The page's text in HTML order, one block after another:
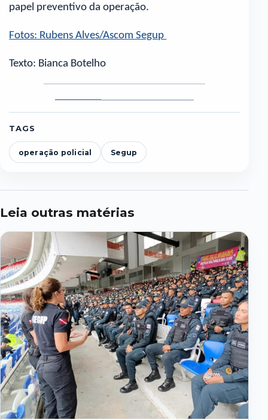
papel preventivo da operação.
Fotos: Rubens Alves/Ascom Segup
Texto: Bianca Botelho
1
2
3
TAGS
operação policial Segup
Leia outras matérias